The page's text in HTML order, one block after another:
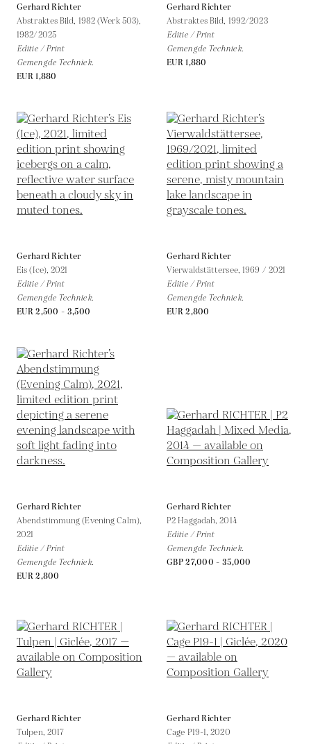
Gerhard Richter
Abstraktes Bild, 1982 (Werk 503),
1982/2025
Editie / Print
Gemengde Techniek.
EUR 1,880
Gerhard Richter
Abstraktes Bild, 1992/2023
Editie / Print
Gemengde Techniek.
EUR 1,880
Gerhard Richter
Eis (Ice),2021
Editie / Print
Gemengde Techniek.
EUR 2,500 - 3,500
Gerhard Richter
Vierwaldstättersee, 1969 / 2021
Editie / Print
Gemengde Techniek.
EUR 2,800
Gerhard Richter
Abendstimmung (Evening Calm),
2021
Editie / Print
Gemengde Techniek.
EUR 2,800
Gerhard Richter
P2 Haggadah,2014
Editie / Print
Gemengde Techniek.
GBP 27,000 - 35,000
Gerhard Richter
Tulpen, 2017
Gerhard Richter
Cage P19-1,2020